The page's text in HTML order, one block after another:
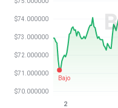
Última actualización: 2026-08-08,
Máximo histórico